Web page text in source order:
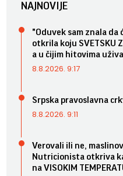
NAJNOVIJE
"Oduvek sam znala da
otkrila koju SVETSKU
a u čijim hitovima
8.8.2026. 9:17
Srpska pravoslavna
8.8.2026. 9:11
Verovali ili ne,
Nutricionista otkriva
na VISOKIM